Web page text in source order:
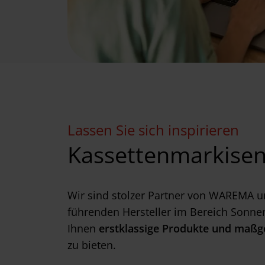
Lassen Sie sich inspirieren
Wir sind stolzer Partner von WAREMA
führenden Hersteller im Bereich
Ihnen erstklassige Produkte und
zu bieten.